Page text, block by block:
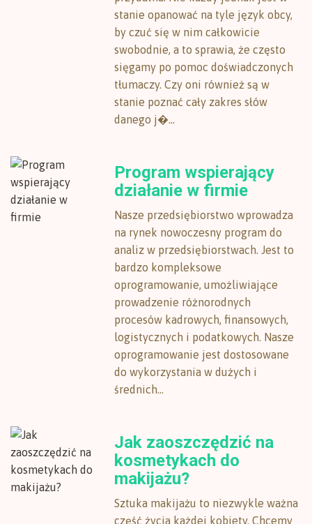
stanie opanować na tyle język obcy,
by czuć się w nim całkowicie
swobodnie, a to sprawia, że często
sięgamy po pomoc doświadczonych
tłumaczy. Czy oni również są w
stanie poznać cały zakres słów
danego j�...
Program wspierający
działanie w firmie
Nasze przedsiębiorstwo wprowadza
na rynek nowoczesny program do
analiz w przedsiębiorstwach. Jest to
bardzo kompleksowe
oprogramowanie, umożliwiające
prowadzenie różnorodnych
procesów kadrowych, finansowych,
logistycznych i podatkowych. Nasze
oprogramowanie jest dostosowane
do wykorzystania w dużych i
średnich...
Jak zaoszczędzić na
kosmetykach do
makijażu?
Sztuka makijażu to niezwykle ważna
część życia każdej kobiety. Chcemy